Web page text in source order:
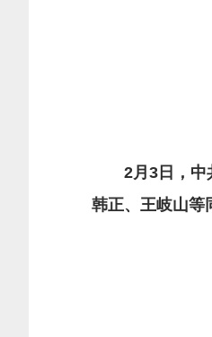
2月3日，中
韩正、王岐山等